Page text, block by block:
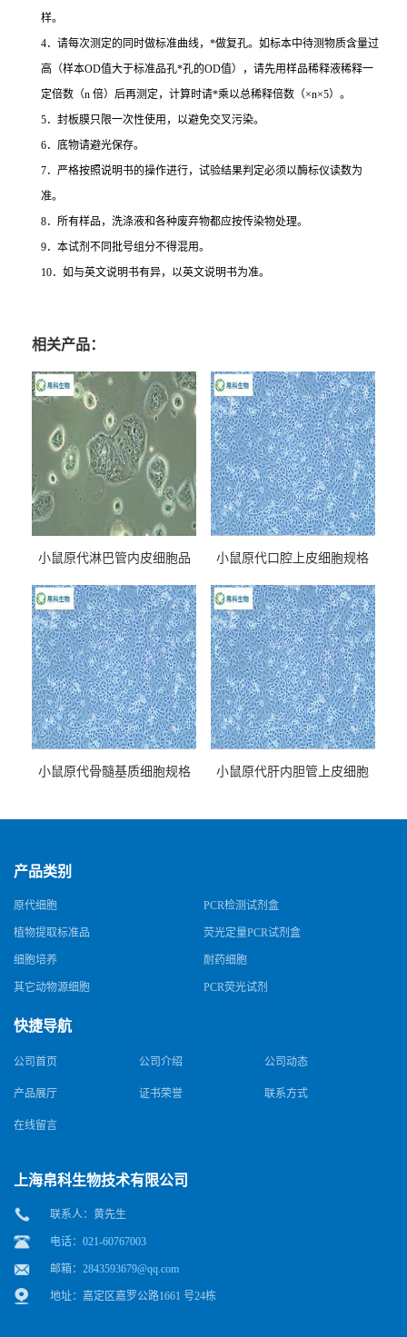
样。
4．请每次测定的同时做标准曲线， *做复孔。如标本中待测物质含量过
高（样本OD值大于标准品孔*孔的OD值），请先用样品稀释液稀释一
定倍数（n 倍）后再测定，计算时请*乘以总稀释倍数（×n×5）。
5．封板膜只限一次性使用，以避免交叉污染。
6．底物请避光保存。
7．严格按照说明书的操作进行，试验结果判定必须以酶标仪读数为
准。
8．所有样品，洗涤液和各种废弃物都应按传染物处理。
9．本试剂不同批号组分不得混用。
10．如与英文说明书有异，以英文说明书为准。
相关产品：
小鼠原代淋巴管内皮细胞品
小鼠原代口腔上皮细胞规格
小鼠原代骨髓基质细胞规格
小鼠原代肝内胆管上皮细胞
产品类别
原代细胞 PCR检测试剂盒
植物提取标准品 荧光定量PCR试剂盒
细胞培养 耐药细胞
其它动物源细胞 PCR荧光试剂
快捷导航
公司首页 公司介绍 公司动态
产品展厅 证书荣誉 联系方式
在线留言
上海帛科生物技术有限公司
联系人：黄先生
电话：021-60767003
邮箱： 2843593679@qq.com
地址：嘉定区嘉罗公路1661 号24栋